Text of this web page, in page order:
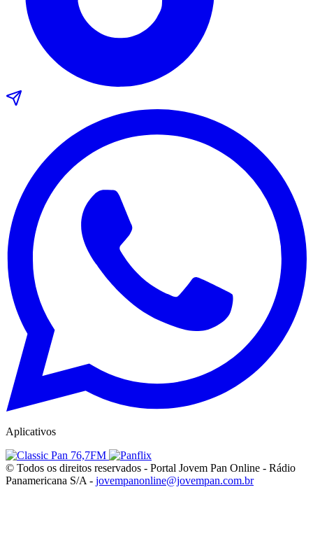
Aplicativos
© Todos os direitos reservados - Portal Jovem Pan Online - Rádio
Panamericana S/A - jovempanonline@jovempan.com.br